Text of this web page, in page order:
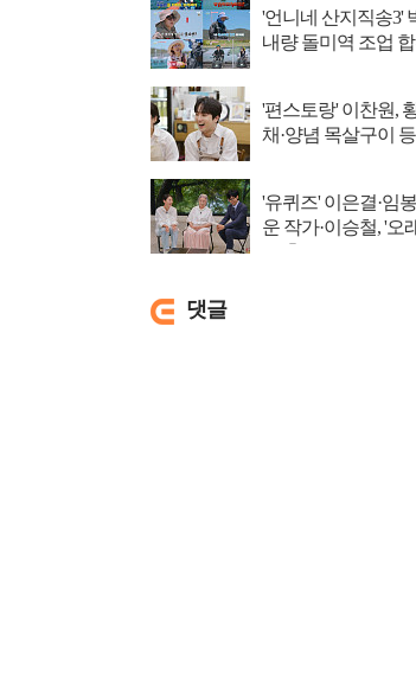
'언니네 산지직송3'
내량 돌미역 조업
'편스토랑' 이찬원,
채·양념 목살구이
'유퀴즈' 이은결·임
운 작가·이승철, '오
댓글